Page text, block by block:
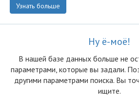
Узнать больше
Ну ё-моё!
В нашей базе данных больше не
параметрами, которые вы задали.
другими параметрами поиска. Вы
ищите.